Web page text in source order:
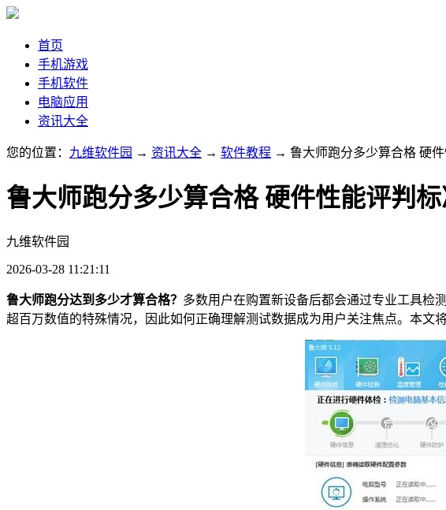
首页
手机游戏
手机软件
电脑应用
资讯大全
您的位置： 九维软件园 → 资讯大全 → 软件教程 → 鲁大师跑分多少算合格 硬
鲁大师跑分多少算合格 硬件性能评判
九维软件园
2026-03-28 11:21:11
鲁大师跑分达到多少才算合格？ 多数用户在购置新设备后都会通过专业工具检
超百万数值的特殊情况，因此如何正确理解测试数据成为用户关注焦点。本文